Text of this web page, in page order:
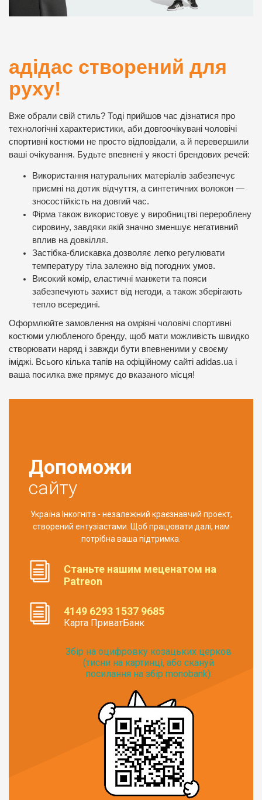
адідас створений для
руху!
Вже обрали свій стиль? Тоді прийшов час дізнатися про
технологічні характеристики, аби довгоочікувані чоловічі
спортивні костюми не просто відповідали, а й перевершили
ваші очікування. Будьте впевнені у якості брендових речей:
Використання натуральних матеріалів забезпечує
приємні на дотик відчуття, а синтетичних волокон —
зносостійкість на довгий час.
Фірма також використовує у виробництві перероблену
сировину, завдяки якій значно зменшує негативний
вплив на довкілля.
Застібка-блискавка дозволяє легко регулювати
температуру тіла залежно від погодних умов.
Високий комір, еластичні манжети та пояси
забезпечують захист від негоди, а також зберігають
тепло всередині.
Оформлюйте замовлення на омріяні чоловічі спортивні
костюми улюбленого бренду, щоб мати можливість швидко
створювати наряд і завжди бути впевненими у своєму
іміджі. Всього кілька тапів на офіційному сайті adidas.ua і
ваша посилка вже прямує до вказаного місця!
Допоможи
сайту
Україна Інкогніта - незалежний краєзнавчий проект,
створений ентузіастами. Щоб працювати далі, нам
потрібна ваша підтримка.
Станьте нашим меценатом на
Patreon
4149 6293 1537 9685
Карта ПриватБанк
Збір на оцифровку козацьких церков
(тисни на картинці, або скануй
посилання на збір monobank):